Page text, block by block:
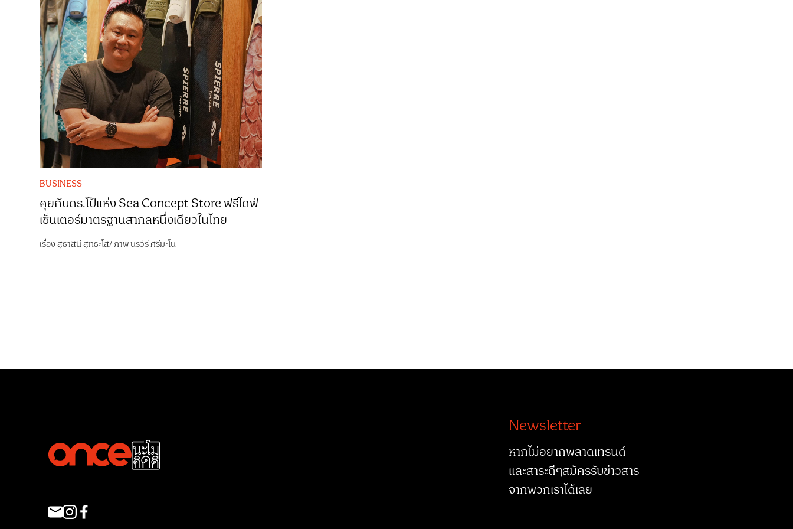
BUSINESS
คุยกับดร.โป้แห่ง Sea Concept Store ฟรีไดฟ์
เซ็นเตอร์มาตรฐานสากลหนึ่งเดียวในไทย
เรื่องสุธาสินี สุทธะโส/ภาพนรวีร์ ศรีมะโน
Newsletter
หากไม่อยากพลาดเทรนด์
และสาระดีๆสมัครรับข่าวสาร
จากพวกเราได้เลย